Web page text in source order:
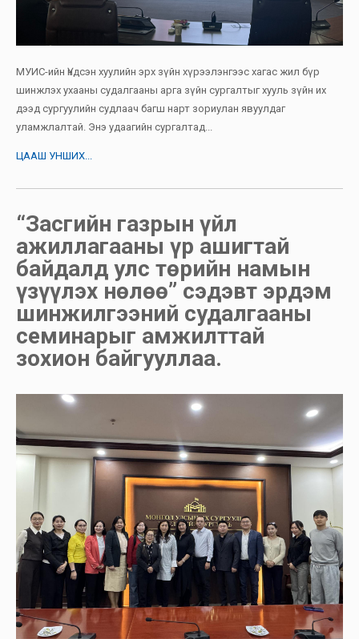
МУИС-ийн Үндсэн хуулийн эрх зүйн хүрээлэнгээс хагас жил бүр
шинжлэх ухааны судалгааны арга зүйн сургалтыг хууль зүйн их
дээд сургуулийн судлаач багш нарт зориулан явуулдаг
уламжлалтай. Энэ удаагийн сургалтад...
ЦААШ УНШИХ...
“Засгийн газрын үйл
ажиллагааны үр ашигтай
байдалд улс төрийн намын
үзүүлэх нөлөө” сэдэвт эрдэм
шинжилгээний судалгааны
семинарыг амжилттай
зохион байгууллаа.